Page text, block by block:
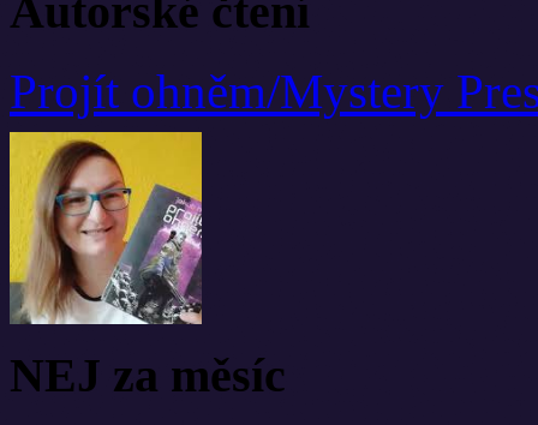
Autorské čtení
Projít ohněm/Mystery
NEJ za měsíc